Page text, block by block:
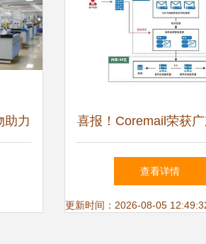
助力 喜报！Coremail荣获
息技术应用创新优秀产
决方案认证
查看详情
更新时间：2026-08-05